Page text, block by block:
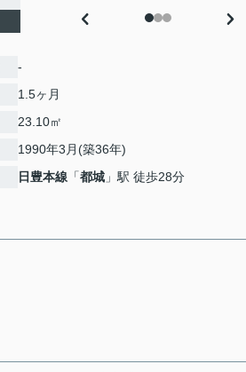
-
1.5ヶ月
23.10㎡
1990年3月(築36年)
日豊本線 「都城 」駅 徒歩28分